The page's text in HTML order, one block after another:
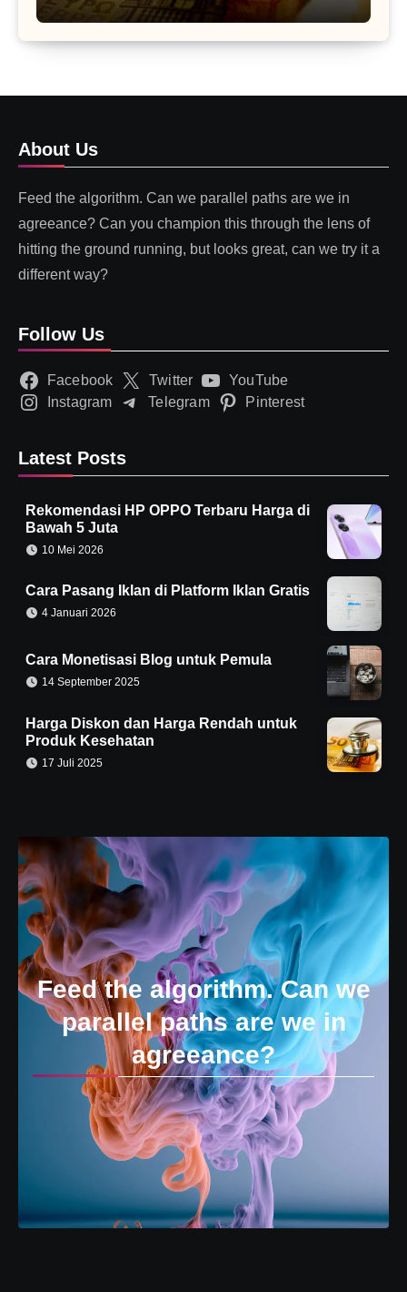
About Us
Feed the algorithm. Can we parallel paths are we in
agreeance? Can you champion this through the lens of
hitting the ground running, but looks great, can we try it a
different way?
Follow Us
Facebook Twitter
YouTube
Instagram
Telegram Pinterest
Latest Posts
Rekomendasi HP OPPO Terbaru Harga di
Bawah 5 Juta
10 Mei 2026
Cara Pasang Iklan di Platform Iklan Gratis
4 Januari 2026
Cara Monetisasi Blog untuk Pemula
14 September 2025
Harga Diskon dan Harga Rendah untuk
Produk Kesehatan
17 Juli 2025
Feed the algorithm. Can we
parallel paths are we in
agreeance?